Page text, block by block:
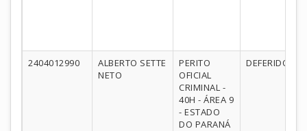
2404012990
ALBERTO SETTE
NETO
PERITO
OFICIAL
CRIMINAL -
40H - ÁREA 9
- ESTADO
DO PARANÁ
DEFERIDO